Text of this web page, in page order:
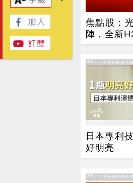
焦點股：
陣，全新
PR
日本專利
好明亮
PR・三得利健康網路
PR
PR・三得利健康網路